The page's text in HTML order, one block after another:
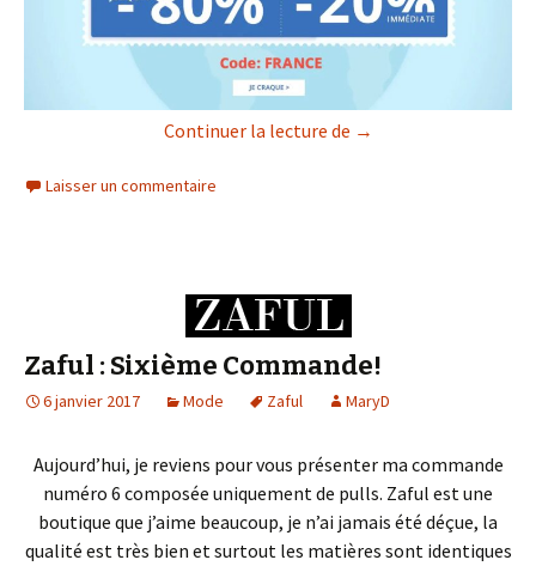
Continuer la lecture de Zaful : Wishlist 2018
→
Laisser un commentaire
Zaful : Sixième Commande!
6 janvier 2017 Mode Zaful MaryD
Aujourd’hui, je reviens pour vous présenter ma commande
numéro 6 composée uniquement de pulls. Zaful est une
boutique que j’aime beaucoup, je n’ai jamais été déçue, la
qualité est très bien et surtout les matières sont identiques